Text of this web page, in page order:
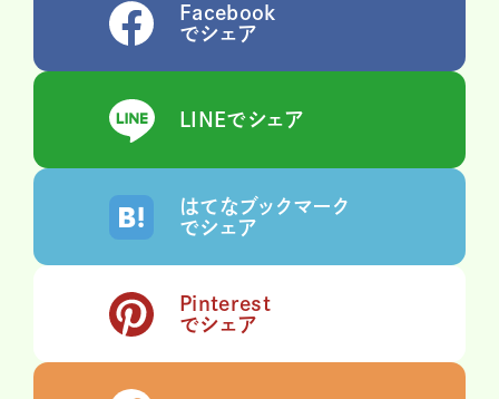
Facebook
でシェア
LINEでシェア
はてなブックマーク
でシェア
Pinterest
でシェア